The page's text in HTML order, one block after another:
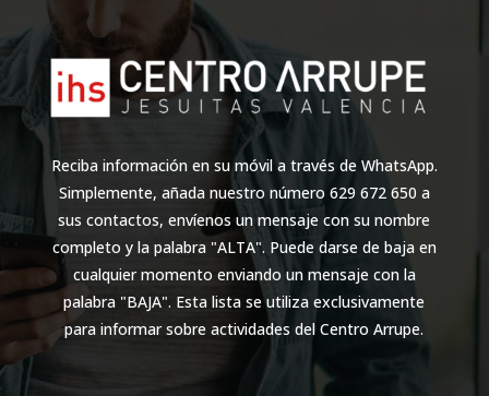
Reciba información en su móvil a través de WhatsApp.
Simplemente, añada nuestro número 629 672 650 a
sus contactos, envíenos un mensaje con su nombre
completo y la palabra "ALTA". Puede darse de baja en
cualquier momento enviando un mensaje con la
palabra "BAJA". Esta lista se utiliza exclusivamente
para informar sobre actividades del Centro Arrupe.